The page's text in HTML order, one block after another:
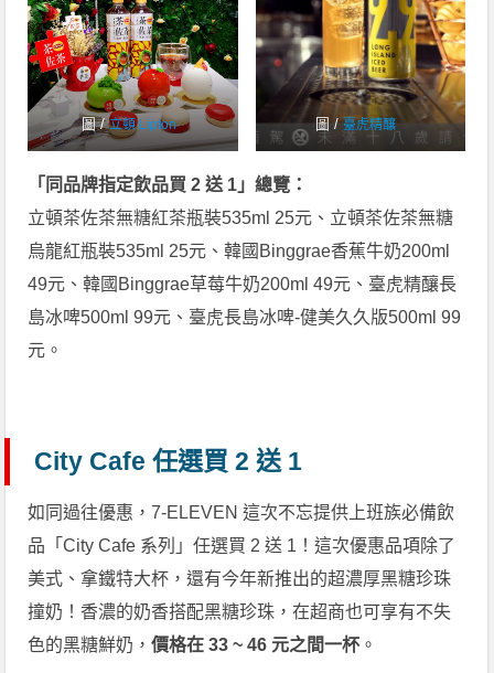
圖 /立頓 Lipton 圖 /臺虎精釀
「同品牌指定飲品買 2 送 1」總覽：
立頓茶佐茶無糖紅茶瓶裝535ml 25元、立頓茶佐茶無糖
烏龍紅瓶裝535ml 25元、韓國Binggrae香蕉牛奶200ml
49元、韓國Binggrae草莓牛奶200ml 49元、臺虎精釀長
島冰啤500ml 99元、臺虎長島冰啤-健美久久版500ml 99
元。
City Cafe 任選買 2 送 1
如同過往優惠，7-ELEVEN 這次不忘提供上班族必備飲
品「City Cafe 系列」任選買 2 送 1！這次優惠品項除了
美式、拿鐵特大杯，還有今年新推出的超濃厚黑糖珍珠
撞奶！香濃的奶香搭配黑糖珍珠，在超商也可享有不失
色的黑糖鮮奶，價格在 33 ~ 46 元之間一杯 。